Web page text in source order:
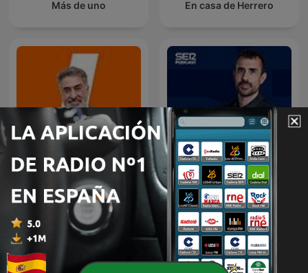
Más de uno En casa de Herrero
Mañanas en Libertad con
Luis del Pino
Hora 25